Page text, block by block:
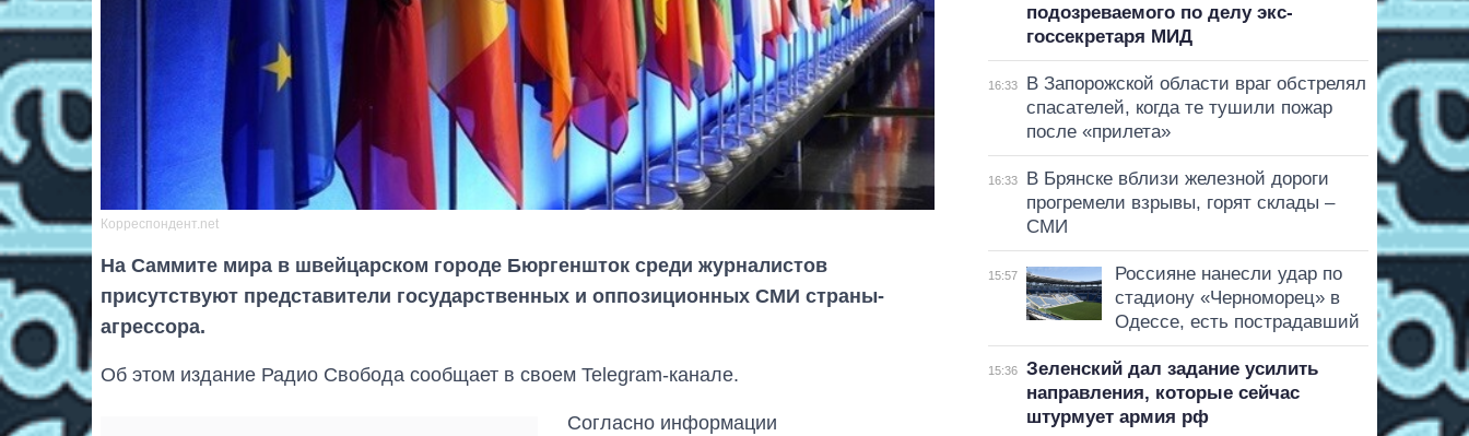
Корреспондент.net
На Саммите мира в швейцарском городе Бюргеншток среди журналистов
присутствуют представители государственных и оппозиционных СМИ страны-
агрессора.
Об этом издание Радио Свобода сообщает в своем Telegram-канале.
Согласно информации
подозреваемого по делу экс-
госсекретаря МИД
16:33
В Запорожской области враг обстрелял
спасателей, когда те тушили пожар
после «прилета»
16:33
В Брянске вблизи железной дороги
прогремели взрывы, горят склады –
СМИ
15:57
Россияне нанесли удар по
стадиону «Черноморец» в
Одессе, есть пострадавший
15:36
Зеленский дал задание усилить
направления, которые сейчас
штурмует армия рф